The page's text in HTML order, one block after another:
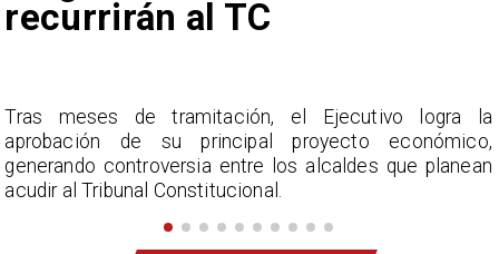
sanciona empresas
China anuncia medidas restrictivas contra Estados
Unidos al limitar exportaciones de drones y sancionar a
seis empresas en respuesta a las acciones
comerciales de Washington.